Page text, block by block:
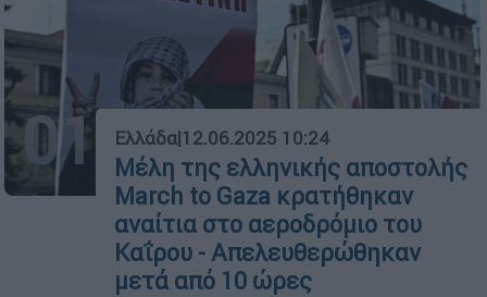
01 Ελλάδα|12.06.2025 10:24
Μέλη της ελληνικής αποστολής
March to Gaza κρατήθηκαν
αναίτια στο αεροδρόμιο του
Καΐρου - Απελευθερώθηκαν
μετά από 10 ώρες